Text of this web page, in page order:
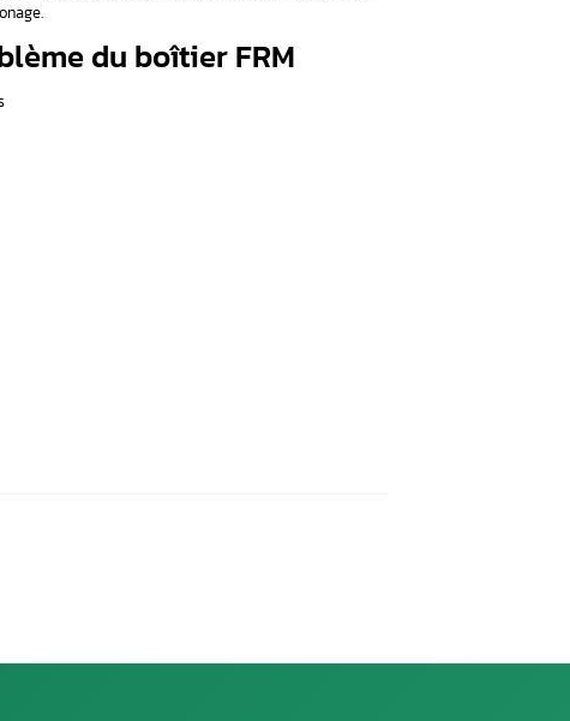
et l’outil de diagnostic
après un diagnostic à la
des codes d’erreur suivants :
0x21A), récepteur du groupe d’instruments, émetteur du
0x4F0), récepteur du groupe d’instruments, émetteur
0x3B0), module de plancher, récepteur électronique diesel,
130h)
et codes d’erreur surviennent fréquemment après un
des feux qui restent allumés ou d’autres soucis liés au
Pour la réparation de votre module FRM, contactez-
FRM des véhicules BMW, qu’ils soient de type FRM1